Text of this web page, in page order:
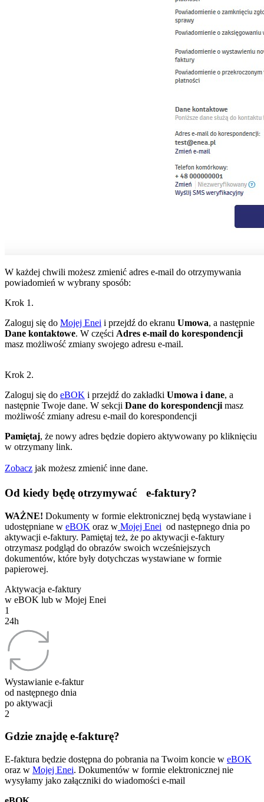
W każdej chwili możesz zmienić adres e-mail do otrzymywania
powiadomień w wybrany sposób:
Krok 1.
Zaloguj się do Mojej Enei i przejdź do ekranu Umowa, a następnie
Dane kontaktowe. W części Adres e-mail do korespondencji
masz możliwość zmiany swojego adresu e-mail.
Krok 2.
Zaloguj się do eBOK i przejdź do zakładki Umowa i dane, a
następnie Twoje dane. W sekcji Dane do korespondencji masz
możliwość zmiany adresu e-mail do korespondencji
Pamiętaj, że nowy adres będzie dopiero aktywowany po kliknięciu
w otrzymany link.
Zobacz jak możesz zmienić inne dane.
Od kiedy będę otrzymywać e-faktury?
WAŻNE! Dokumenty w formie elektronicznej będą wystawiane i
udostępniane w eBOK oraz w Mojej Enei od następnego dnia po
aktywacji e-faktury. Pamiętaj też, że po aktywacji e-faktury
otrzymasz podgląd do obrazów swoich wcześniejszych
dokumentów, które były dotychczas wystawiane w formie
papierowej.
Aktywacja e-faktury
w eBOK lub w Mojej Enei
1
24h
Wystawianie e-faktur
od następnego dnia
po aktywacji
2
Gdzie znajdę e-fakturę?
E-faktura będzie dostępna do pobrania na Twoim koncie w eBOK
oraz w Mojej Enei. Dokumentów w formie elektronicznej nie
wysyłamy jako załączniki do wiadomości e-mail